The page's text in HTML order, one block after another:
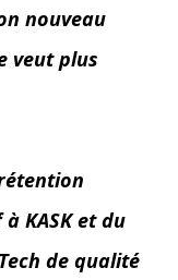
nouveau
veut plus
KASK et du
de qualité